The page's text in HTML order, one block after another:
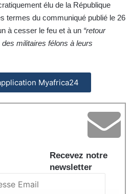
élu de la République
termes du communiqué publié le 26
à cesser le feu et à un “retour
militaires félons à leurs
Myafrica24
Recevez notre
newsletter